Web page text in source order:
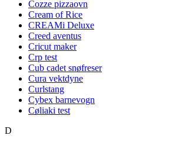
Cozze pizzaovn
Cream of Rice
CREAMi Deluxe
Creed aventus
Cricut maker
Crp test
Cub cadet snøfreser
Cura vektdyne
Curlstang
Cybex barnevogn
Cøliaki test
D